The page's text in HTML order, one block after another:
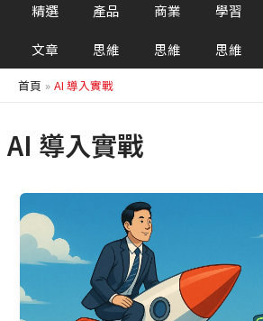
精選
文章
產品
思維
商業
思維
學習
思維
首頁 AI 導入實戰
AI 導入實戰
發
射，
再
正：